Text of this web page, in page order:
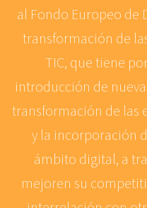
al Fondo Europeo de
transformación de
TIC, que tiene
introducción de
transformación de las
y la incorporación
ámbito digital, a
mejoren su